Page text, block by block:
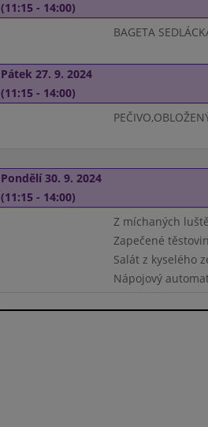
(11:15 - 14:00)
BAGETA
Pátek 27. 9. 2024
(11:15 - 14:00)
Pondělí 30. 9. 2024
(11:15 - 14:00)
Z míchaných
Zapečené
Salát z kyselého
Nápojový